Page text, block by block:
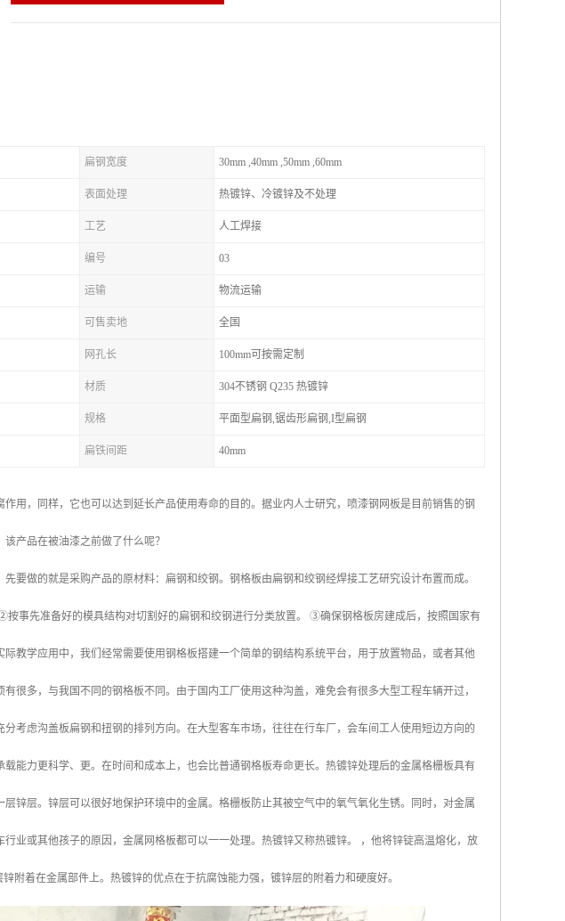
扁钢宽度 30mm ,40mm ,50mm ,60mm
表面处理 热镀锌、冷镀锌及不处理
工艺 人工焊接
编号 03
运输 物流运输
可售卖地 全国
网孔长 100mm可按需定制
材质 304不锈钢 Q235 热镀锌
规格 平面型扁钢,锯齿形扁钢,I型扁钢
扁铁间距 40mm
用，同样，它也可以达到延长产品使用寿命的目的。据业内人士研究，喷漆钢网板是目前销售的钢
产品在被油漆之前做了什么呢？
要做的就是采购产品的原材料：扁钢和绞钢。钢格板由扁钢和绞钢经焊接工艺研究设计布置而成。
事先准备好的模具结构对切割好的扁钢和绞钢进行分类放置。 ③确保钢格板房建成后，按照国家有
教学应用中，我们经常需要使用钢格板搭建一个简单的钢结构系统平台，用于放置物品，或者其他
很多，与我国不同的钢格板不同。由于国内工厂使用这种沟盖，难免会有很多大型工程车辆开过，
考虑沟盖板扁钢和扭钢的排列方向。在大型客车市场，往往在行车厂，会车间工人使用短边方向的
能力更科学、更。在时间和成本上，也会比普通钢格板寿命更长。热镀锌处理后的金属格栅板具有
锌层。锌层可以很好地保护环境中的金属。格栅板防止其被空气中的氧气氧化生锈。同时，对金属
业或其他孩子的原因，金属网格板都可以一一处理。热镀锌又称热镀锌。 ，他将锌锭高温熔化，放
附着在金属部件上。热镀锌的优点在于抗腐蚀能力强，镀锌层的附着力和硬度好。